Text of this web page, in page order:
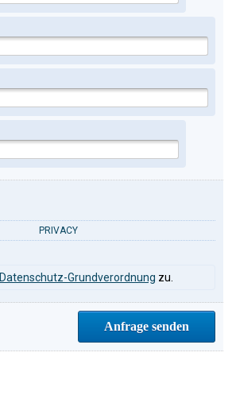
PRIVACY
Datenschutz-Grundverordnung zu.